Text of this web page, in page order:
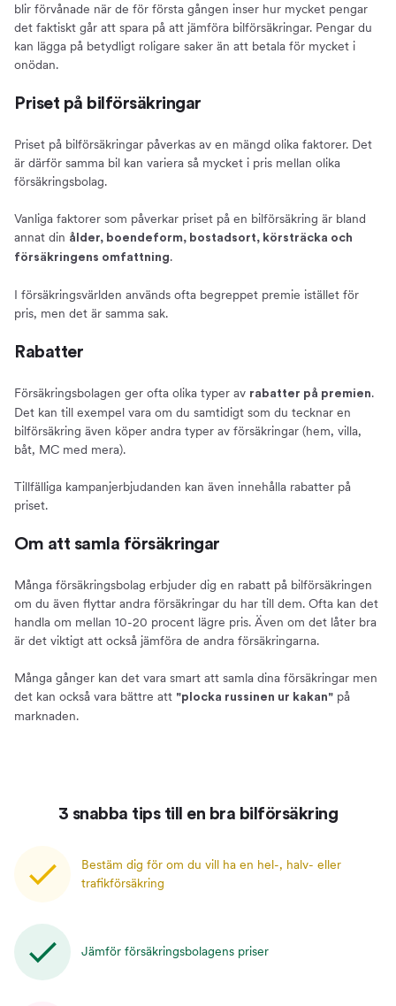
blir förvånade när de för första gången inser hur mycket pengar
det faktiskt går att spara på att jämföra bilförsäkringar. Pengar du
kan lägga på betydligt roligare saker än att betala för mycket i
onödan.
Priset på bilförsäkringar
Priset på bilförsäkringar påverkas av en mängd olika faktorer. Det
är därför samma bil kan variera så mycket i pris mellan olika
försäkringsbolag.
Vanliga faktorer som påverkar priset på en bilförsäkring är bland
annat din ålder, boendeform, bostadsort, körsträcka och
försäkringens omfattning.
I försäkringsvärlden används ofta begreppet premie istället för
pris, men det är samma sak.
Rabatter
Försäkringsbolagen ger ofta olika typer av rabatter på premien.
Det kan till exempel vara om du samtidigt som du tecknar en
bilförsäkring även köper andra typer av försäkringar (hem, villa,
båt, MC med mera).
Tillfälliga kampanjerbjudanden kan även innehålla rabatter på
priset.
Om att samla försäkringar
Många försäkringsbolag erbjuder dig en rabatt på bilförsäkringen
om du även flyttar andra försäkringar du har till dem. Ofta kan det
handla om mellan 10-20 procent lägre pris. Även om det låter bra
är det viktigt att också jämföra de andra försäkringarna.
Många gånger kan det vara smart att samla dina försäkringar men
det kan också vara bättre att "plocka russinen ur kakan" på
marknaden.
3 snabba tips till en bra bilförsäkring
Bestäm dig för om du vill ha en hel-, halv- eller
trafikförsäkring
Jämför försäkringsbolagens priser